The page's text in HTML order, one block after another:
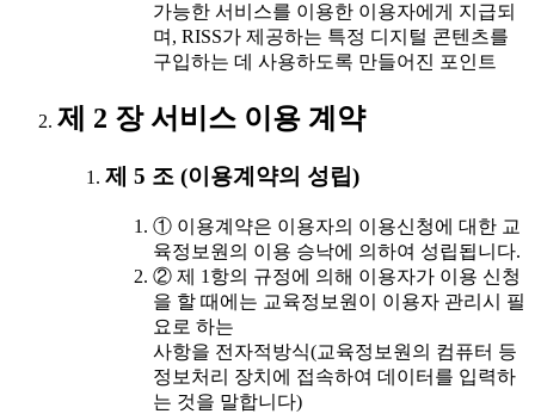
가능한 서비스를 이용한 이용자에게 지급되
며, RISS가 제공하는 특정 디지털 콘텐츠를
구입하는 데 사용하도록 만들어진 포인트
제 2 장 서비스 이용 계약
제 5 조 (이용계약의 성립)
① 이용계약은 이용자의 이용신청에 대한 교
육정보원의 이용 승낙에 의하여 성립됩니다.
② 제 1항의 규정에 의해 이용자가 이용 신청
을 할 때에는 교육정보원이 이용자 관리시 필
요로 하는
사항을 전자적방식(교육정보원의 컴퓨터 등
정보처리 장치에 접속하여 데이터를 입력하
는 것을 말합니다)